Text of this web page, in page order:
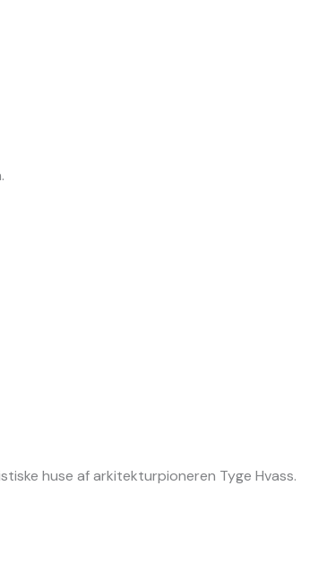
huse af arkitekturpioneren Tyge Hvass.